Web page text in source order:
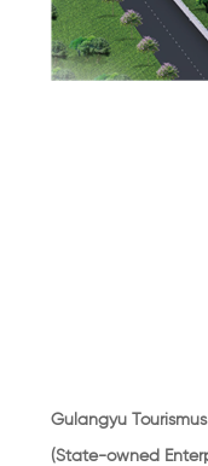
Gulangyu
(State-owned